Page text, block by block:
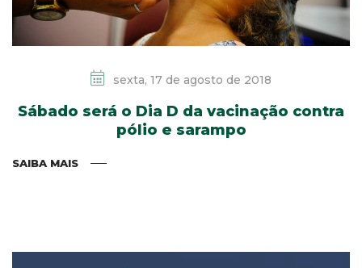
sexta, 17 de agosto de 2018
Sábado será o Dia D da vacinação contra
pólio e sarampo
SAIBA MAIS